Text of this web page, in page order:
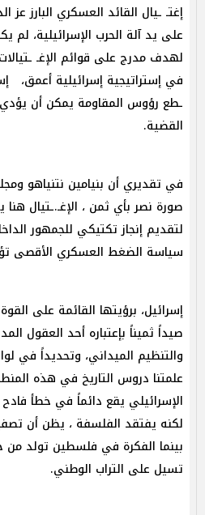
إغتـ ـيال القائد العسكري البارز
على يد آلة الحرب الإسرائيلية، لم
لهدف مدرج على قوائم الإغـ
في إستراتيجية إسرائيلية أعمق،
ـطع رؤوس المقاومة يمكن أن يؤدي
القضية.
في تقديري أن بنيامين نتنياهو
صورة نصر بأي ثمن ، الإغـ.ـتيال هنا
لتقديم إنجاز تكتيكي للجمهور
سياسة الضغط العسكري الأقصى
إسرائيل، برؤيتها القائمة على القوة
صيداً ثميناً بإعتباره أحد العقول
والتنظيم الميداني، وتحديداً في
علمتنا دروس التاريخ في هذه
الإسرائيلي يقع دائماً في خطأ فادح
لكنه يفتقد الفلسفة ، يظن أن
بينما الفكرة في فلسطين تولد
تسيل على التراب الوطني.